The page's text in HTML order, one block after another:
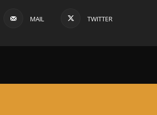
MAIL TWITTER